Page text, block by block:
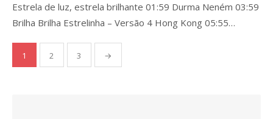
Estrela de luz, estrela brilhante 01:59 Durma Neném 03:59
Brilha Brilha Estrelinha – Versão 4 Hong Kong 05:55…
Posts
pagination
1 2 3 →